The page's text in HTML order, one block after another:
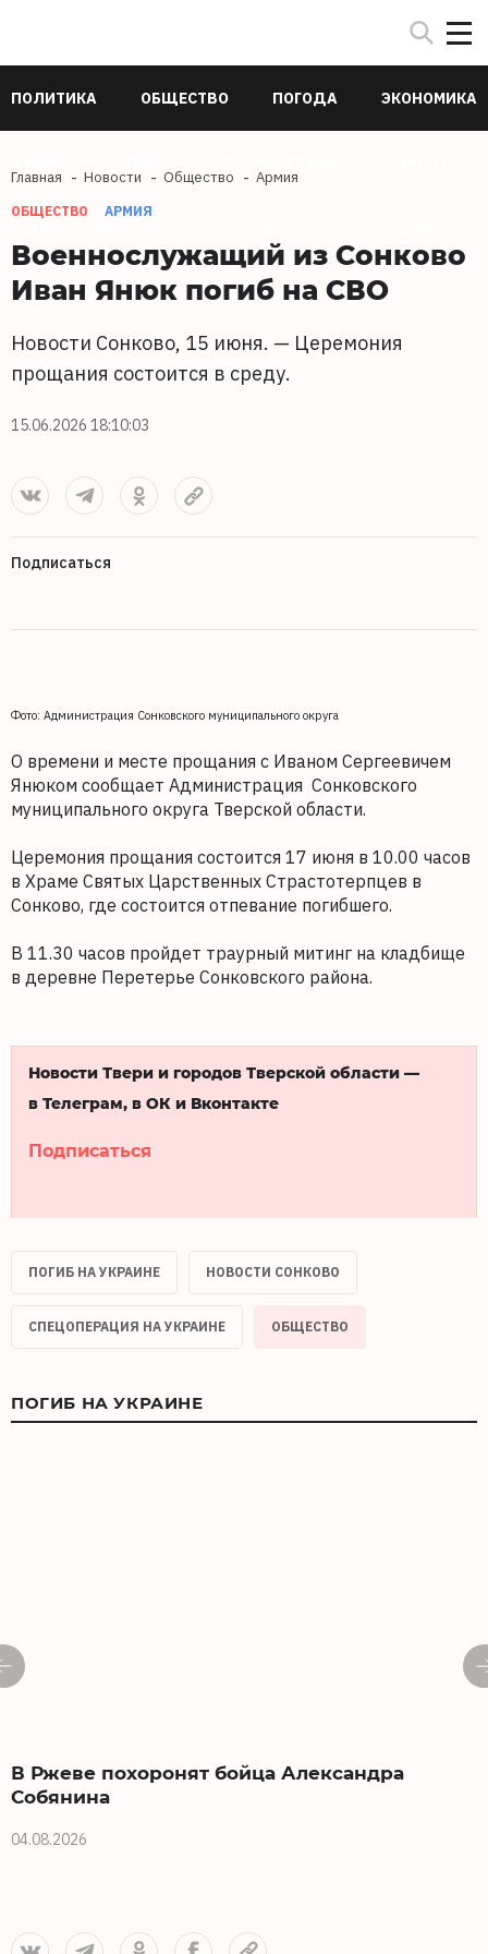
ПОЛИТИКА ОБЩЕСТВО ПОГОДА ЭКОНОМИКА
Главная Новости Общество Армия
ОБЩЕСТВО АРМИЯ
Военнослужащий из Сонково
Иван Янюк погиб на СВО
Новости Сонково, 15 июня. — Церемония
прощания состоится в среду.
15.06.2026 18:10:03
Подписаться
Фото: Администрация Сонковского муниципального округа
О времени и месте прощания с Иваном Сергеевичем
Янюком сообщает Администрация Сонковского
муниципального округа Тверской области.
Церемония прощания состоится 17 июня в 10.00 часов
в Храме Святых Царственных Страстотерпцев в
Сонково, где состоится отпевание погибшего.
В 11.30 часов пройдет траурный митинг на кладбище
в деревне Перетерье Сонковского района.
Новости Твери и городов Тверской области —
в Телеграм, в ОК и Вконтакте
Подписаться
ПОГИБ НА УКРАИНЕ НОВОСТИ СОНКОВО
СПЕЦОПЕРАЦИЯ НА УКРАИНЕ ОБЩЕСТВО
ПОГИБ НА УКРАИНЕ
В Ржеве похоронят бойца Александра
Собянина
04.08.2026